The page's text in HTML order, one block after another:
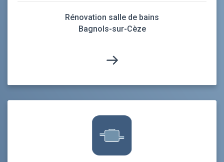
Rénovation salle de bains
Bagnols-sur-Cèze